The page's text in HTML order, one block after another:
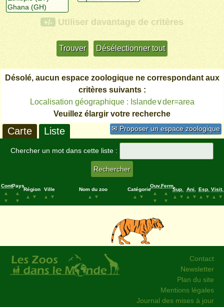
+/- Utiliser davantage de critères
Désolé, aucun espace zoologique ne correspondant aux
critères suivants :
Localisation géographique : Islande∨der=area
Veuillez élargir votre recherche
✉ Proposer un espace zoologique
Carte Liste
Chercher un mot dans cette liste :
Cont.
▲
▼
Pays
▲
▼
Région
▲
▼
Ville
▲
▼
Nom du zoo
▲
▼
Catégorie
▲
▼
Ouv.
▲
▼
Ferm.
▲
▼
Sup.
▲
▼
Ani.
▲
▼
Esp.
▲
▼
Visit.
▲
▼
Contact
Newsletter
Plan du site
Mentions légales
Journal des mises à jour